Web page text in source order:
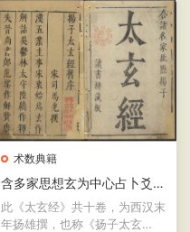
术数典籍
含多家思想玄为中心占卜爻辞
形式构成《太玄经》十卷 · 西
汉 · 扬雄撰 · 明天启六年赵世
此《太玄经》共十卷，为西汉末
年扬雄撰，也称《扬子太玄